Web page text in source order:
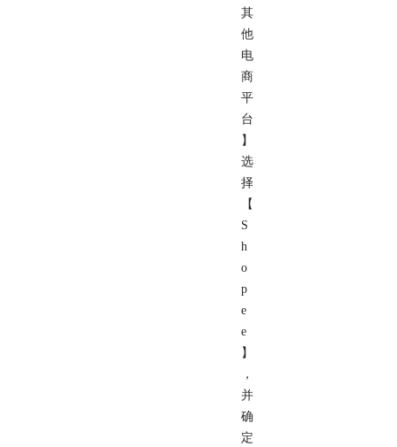
其
他
电
商
平
台
】
选
择
【
S
h
o
p
e
e
】
，
并
确
定